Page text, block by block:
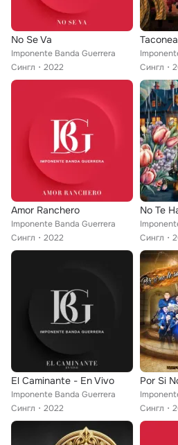
No Se Va
Imponente Banda Guerrera
Сингл
2022
Сингл
Amor Ranchero
Imponente Banda Guerrera
Сингл
2022
No Te
Сингл
El Caminante - En Vivo
Imponente Banda Guerrera
Сингл
2022
Por Si
Сингл